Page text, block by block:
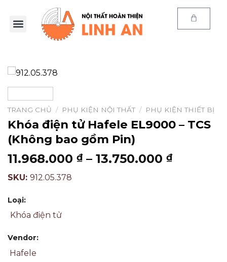
TRANG CHỦ / PHỤ KIỆN NỘI THẤT / PHỤ KIỆN THIẾT BỊ
Khóa điện tử Hafele EL9000 – TCS
(Không bao gồm Pin)
11.968.000 ₫– 13.750.000 ₫
SKU: 912.05.378
Loại:
Khóa điện tử
Vendor:
Hafele